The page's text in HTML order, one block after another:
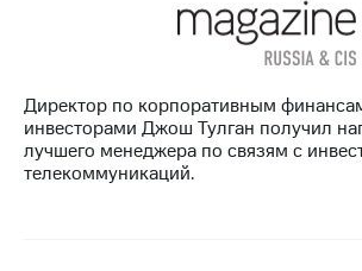
Директор по корпоративным
инвесторами Джош Тулган получил
лучшего менеджера по связям с
телекоммуникаций.